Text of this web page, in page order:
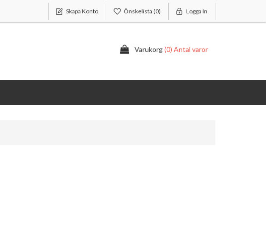
Skapa Konto Önskelista (0) Logga In
Varukorg(0) Antal varor